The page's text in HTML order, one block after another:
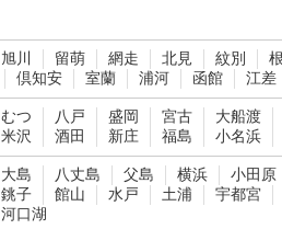
旭川 留萌 網走 北見 紋別
倶知安 室蘭 浦河 函館 江差
むつ 八戸 盛岡 宮古
大船渡
米沢 酒田 新庄 福島 小名浜
大島 八丈島 父島 横浜
小田原
銚子 館山 水戸 土浦
宇都宮
河口湖